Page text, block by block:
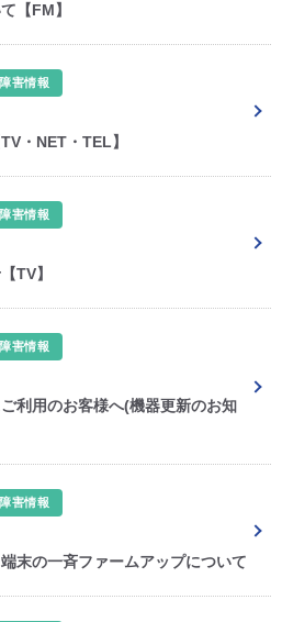
【FM】
害情報
・NET・TEL】
害情報
TV】
害情報
利用のお客様へ(機器更新のお知
害情報
末の一斉ファームアップについて